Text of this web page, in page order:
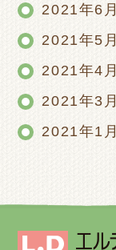
2021年6月
2021年5月
2021年4月
2021年3月
2021年1月